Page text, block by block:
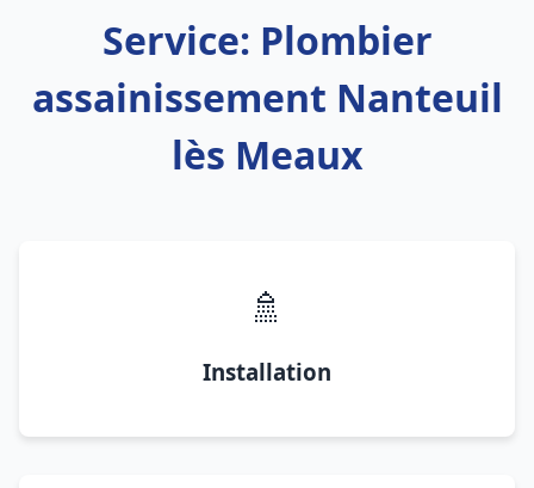
Service: Plombier
assainissement Nanteuil
lès Meaux
🚿
Installation